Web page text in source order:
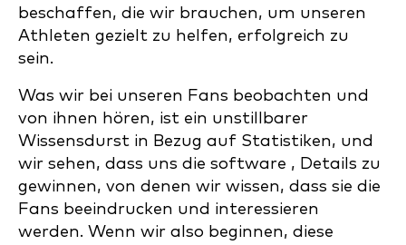
beschaffen, die wir brauchen, um unseren
Athleten gezielt zu helfen, erfolgreich zu
sein.
Was wir bei unseren Fans beobachten und
von ihnen hören, ist ein unstillbarer
Wissensdurst in Bezug auf Statistiken, und
wir sehen, dass uns die software , Details zu
gewinnen, von denen wir wissen, dass sie die
Fans beeindrucken und interessieren
werden. Wenn wir also beginnen, diese